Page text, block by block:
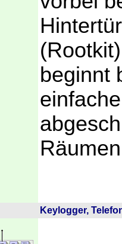
beginnt
Keylogger,